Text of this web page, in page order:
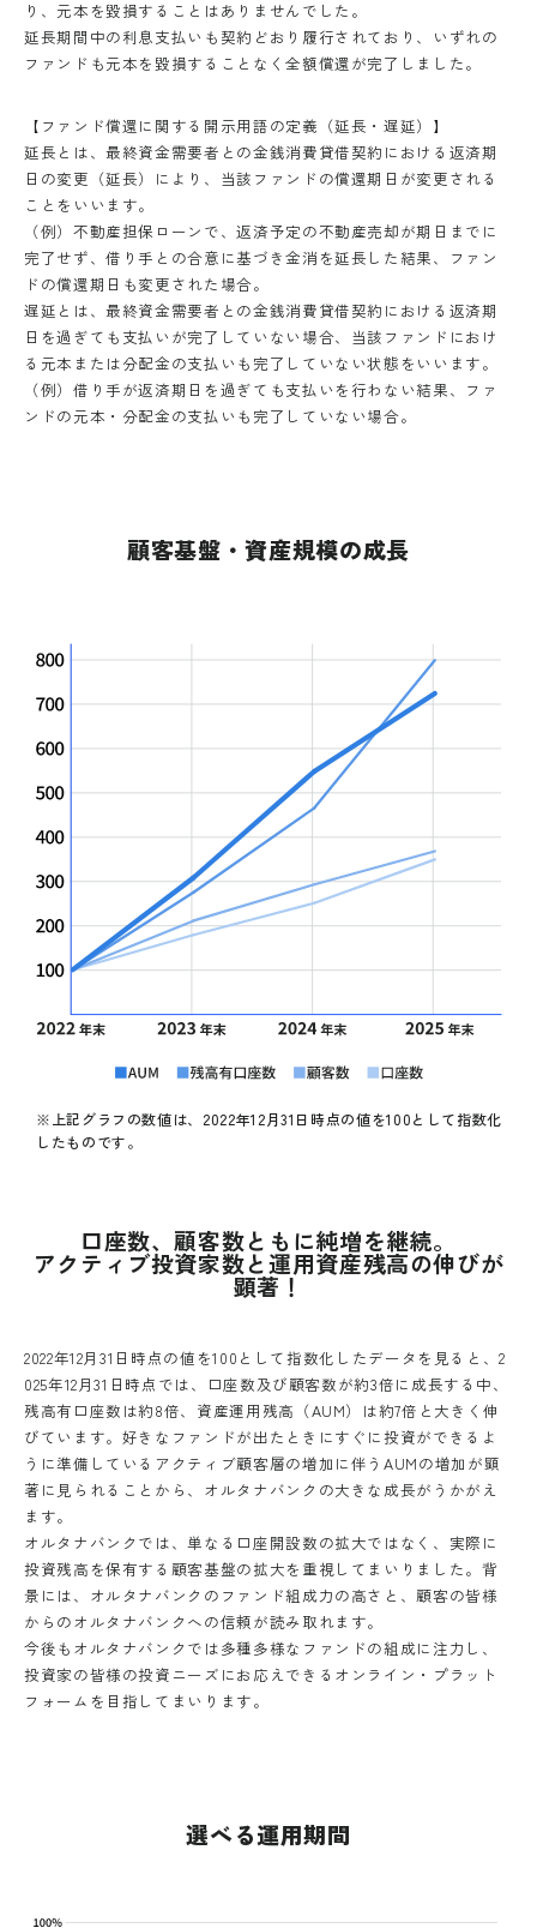
り、元本を毀損することはありませんでした。
延長期間中の利息支払いも契約どおり履行されており、いずれの
ファンドも元本を毀損することなく全額償還が完了しました。
【ファンド償還に関する開示用語の定義（延長・遅延）】
延長とは、最終資金需要者との金銭消費貸借契約における返済期
日の変更（延長）により、当該ファンドの償還期日が変更される
ことをいいます。
（例）不動産担保ローンで、返済予定の不動産売却が期日までに
完了せず、借り手との合意に基づき金消を延長した結果、ファン
ドの償還期日も変更された場合。
遅延とは、最終資金需要者との金銭消費貸借契約における返済期
日を過ぎても支払いが完了していない場合、当該ファンドにおけ
る元本または分配金の支払いも完了していない状態をいいます。
（例）借り手が返済期日を過ぎても支払いを行わない結果、ファ
ンドの元本・分配金の支払いも完了していない場合。
顧客基盤・資産規模の成長
※上記グラフの数値は、2022年12月31日時点の値を100として指数化
したものです。
口座数、顧客数ともに純増を継続。
アクティブ投資家数と運用資産残高の伸びが
顕著！
2022年12月31日時点の値を100として指数化したデータを見ると、2
025年12月31日時点では、口座数及び顧客数が約3倍に成長する中、
残高有口座数は約8倍、資産運用残高（AUM）は約7倍と大きく伸
びています。好きなファンドが出たときにすぐに投資ができるよ
うに準備しているアクティブ顧客層の増加に伴うAUMの増加が顕
著に見られることから、オルタナバンクの大きな成長がうかがえ
ます。
オルタナバンクでは、単なる口座開設数の拡大ではなく、実際に
投資残高を保有する顧客基盤の拡大を重視してまいりました。背
景には、オルタナバンクのファンド組成力の高さと、顧客の皆様
からのオルタナバンクへの信頼が読み取れます。
今後もオルタナバンクでは多種多様なファンドの組成に注力し、
投資家の皆様の投資ニーズにお応えできるオンライン・プラット
フォームを目指してまいります。
選べる運用期間